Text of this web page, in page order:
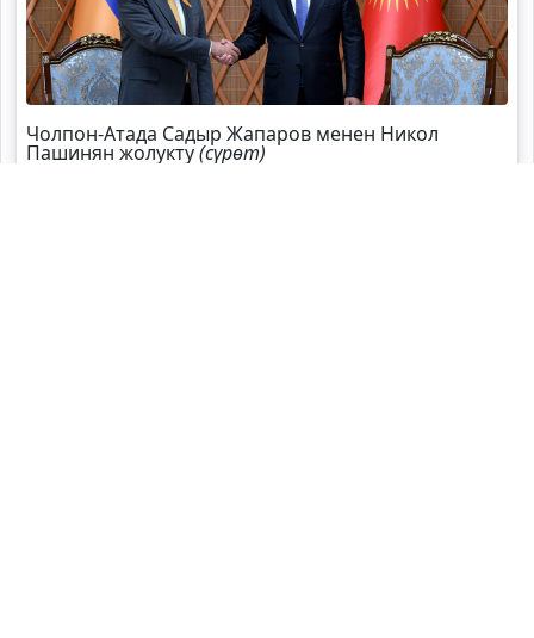
Чолпон-Атада Садыр Жапаров менен Никол
Пашинян жолукту(сүрөт)